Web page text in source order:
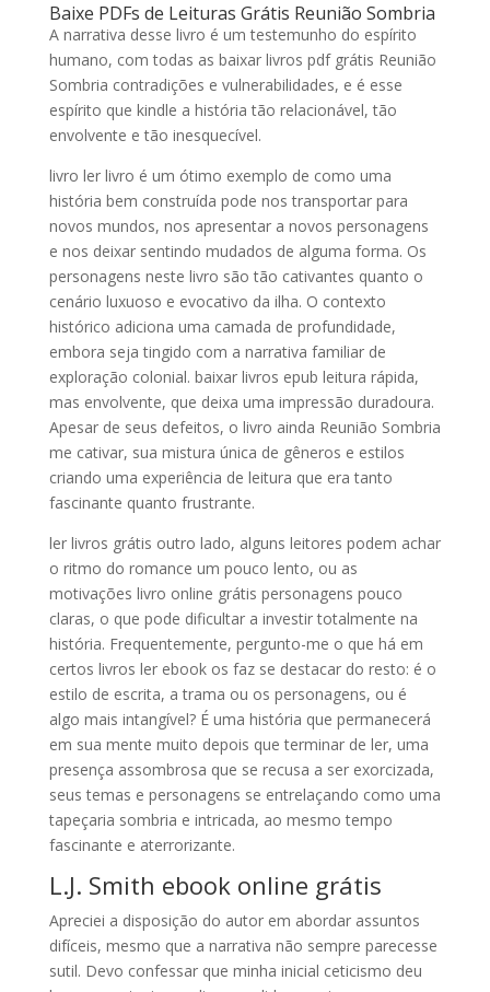
Baixe PDFs de Leituras Grátis Reunião Sombria
A narrativa desse livro é um testemunho do espírito
humano, com todas as baixar livros pdf grátis Reunião
Sombria contradições e vulnerabilidades, e é esse
espírito que kindle a história tão relacionável, tão
envolvente e tão inesquecível.
livro ler livro é um ótimo exemplo de como uma
história bem construída pode nos transportar para
novos mundos, nos apresentar a novos personagens
e nos deixar sentindo mudados de alguma forma. Os
personagens neste livro são tão cativantes quanto o
cenário luxuoso e evocativo da ilha. O contexto
histórico adiciona uma camada de profundidade,
embora seja tingido com a narrativa familiar de
exploração colonial. baixar livros epub leitura rápida,
mas envolvente, que deixa uma impressão duradoura.
Apesar de seus defeitos, o livro ainda Reunião Sombria
me cativar, sua mistura única de gêneros e estilos
criando uma experiência de leitura que era tanto
fascinante quanto frustrante.
ler livros grátis outro lado, alguns leitores podem achar
o ritmo do romance um pouco lento, ou as
motivações livro online grátis personagens pouco
claras, o que pode dificultar a investir totalmente na
história. Frequentemente, pergunto-me o que há em
certos livros ler ebook os faz se destacar do resto: é o
estilo de escrita, a trama ou os personagens, ou é
algo mais intangível? É uma história que permanecerá
em sua mente muito depois que terminar de ler, uma
presença assombrosa que se recusa a ser exorcizada,
seus temas e personagens se entrelaçando como uma
tapeçaria sombria e intricada, ao mesmo tempo
fascinante e aterrorizante.
L.J. Smith ebook online grátis
Apreciei a disposição do autor em abordar assuntos
difíceis, mesmo que a narrativa não sempre parecesse
sutil. Devo confessar que minha inicial ceticismo deu